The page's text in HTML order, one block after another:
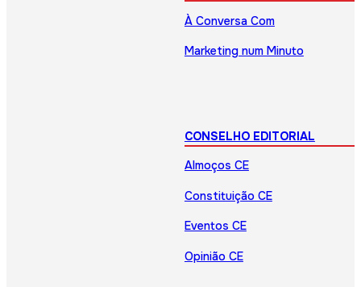
À Conversa Com
Marketing num Minuto
CONSELHO EDITORIAL
Almoços CE
Constituição CE
Eventos CE
Opinião CE